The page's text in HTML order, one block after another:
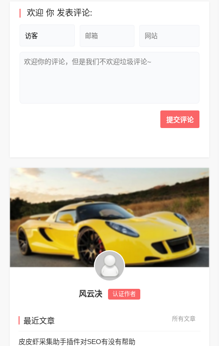
欢迎 你 发表评论:
风云决 认证作者
最近文章 所有文章
皮皮虾采集助手插件对SEO有没有帮助